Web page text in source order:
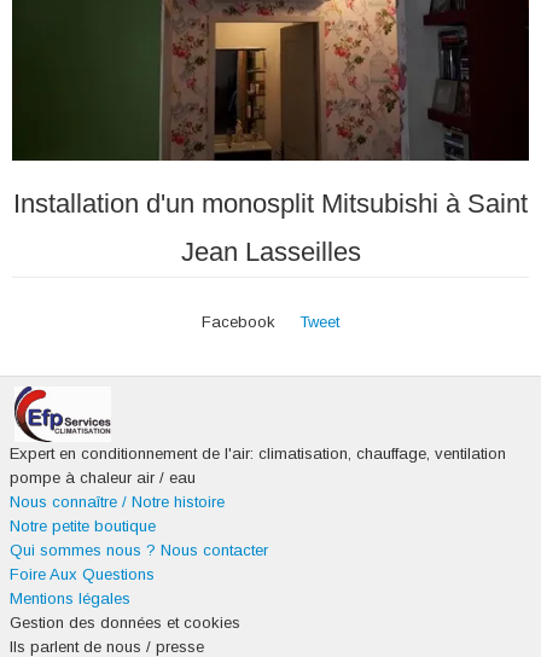
Installation d'un monosplit Mitsubishi à Saint
Jean Lasseilles
Facebook Tweet
Expert en conditionnement de l'air: climatisation, chauffage, ventilation
pompe à chaleur air / eau
Nous connaître / Notre histoire
Notre petite boutique
Qui sommes nous ? Nous contacter
Foire Aux Questions
Mentions légales
Gestion des données et cookies
Ils parlent de nous / presse